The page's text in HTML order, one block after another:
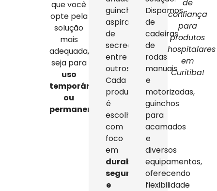
que você
opte pela
solução
mais
adequada,
seja para
uso
temporário
ou
permanente
guinchos,
aspiradores
de
secreção,
entre
outros.
Cada
produto
é
escolhido
com
foco
em
durabilidade,
segurança
e
Dispomos
de
cadeiras
de
rodas
manuais
e
motorizadas,
guinchos
para
acamados
e
diversos
equipamentos,
oferecendo
flexibilidade
de
confiança
para
produtos
hospitalares
em
Curitiba!